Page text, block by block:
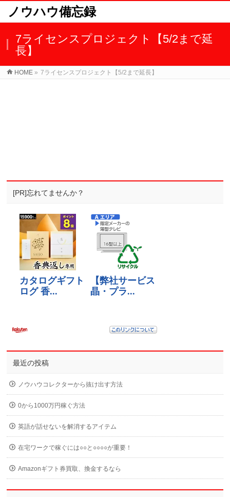
ノウハウ備忘録
7ライセンスプロジェクト【5/2まで延
長】
HOME » 7ライセンスプロジェクト【5/2まで延長】
[PR]忘れてませんか？
最近の投稿
ノウハウコレクターから抜け出す方法
0から1000万円稼ぐ方法
英語が話せないを解消するアイテム
在宅ワークで稼ぐには○○と○○○○が重要！
Amazonギフト券買取、換金するなら